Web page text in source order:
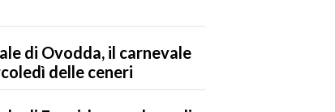
di Ovodda, il carnevale
delle ceneri